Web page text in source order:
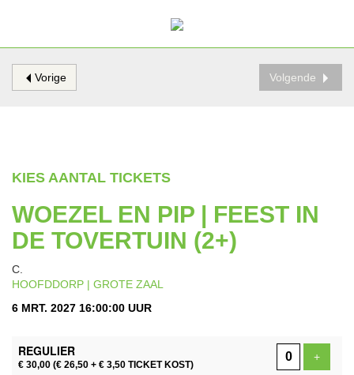
Vorige Volgende
KIES AANTAL TICKETS
WOEZEL EN PIP | FEEST IN
DE TOVERTUIN (2+)
C.
HOOFDDORP | GROTE ZAAL
6 MRT. 2027 16:00:00 UUR
REGULIER
€ 30,00 (€ 26,50 + € 3,50 TICKET KOST)
+Voeg